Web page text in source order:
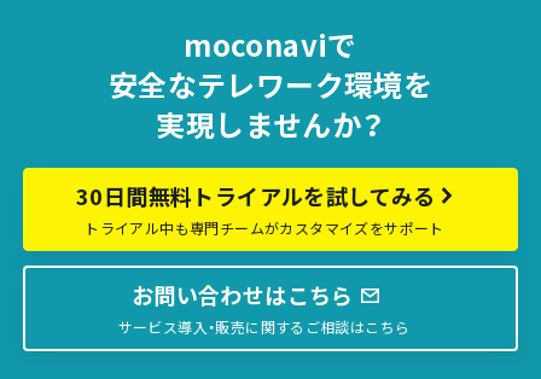
moconaviで
安全なテレワーク環境を
実現しませんか？
30日間無料トライアルを試してみる
トライアル中も専門チームがカスタマイズをサポート
お問い合わせはこちら
サービス導入・販売に関するご相談はこちら